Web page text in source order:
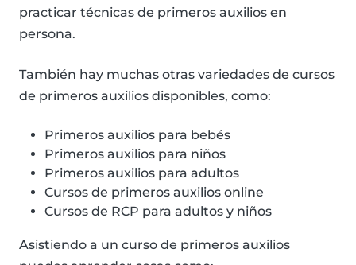
practicar técnicas de primeros auxilios en
persona.
También hay muchas otras variedades de cursos
de primeros auxilios disponibles, como:
Primeros auxilios para bebés
Primeros auxilios para niños
Primeros auxilios para adultos
Cursos de primeros auxilios online
Cursos de RCP para adultos y niños
Asistiendo a un curso de primeros auxilios